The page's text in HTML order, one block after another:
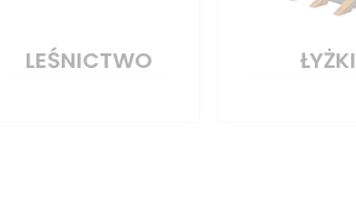
LEŚNICTWO ŁYŻKI